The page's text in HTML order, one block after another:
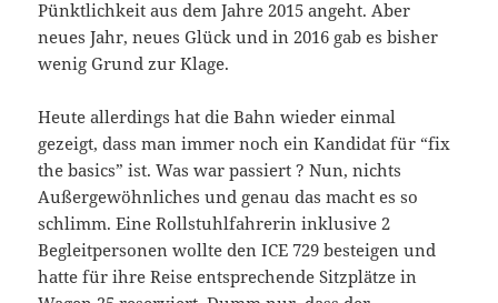
Pünktlichkeit aus dem Jahre 2015 angeht. Aber
neues Jahr, neues Glück und in 2016 gab es bisher
wenig Grund zur Klage.
Heute allerdings hat die Bahn wieder einmal
gezeigt, dass man immer noch ein Kandidat für “fix
the basics” ist. Was war passiert ? Nun, nichts
Außergewöhnliches und genau das macht es so
schlimm. Eine Rollstuhlfahrerin inklusive 2
Begleitpersonen wollte den ICE 729 besteigen und
hatte für ihre Reise entsprechende Sitzplätze in